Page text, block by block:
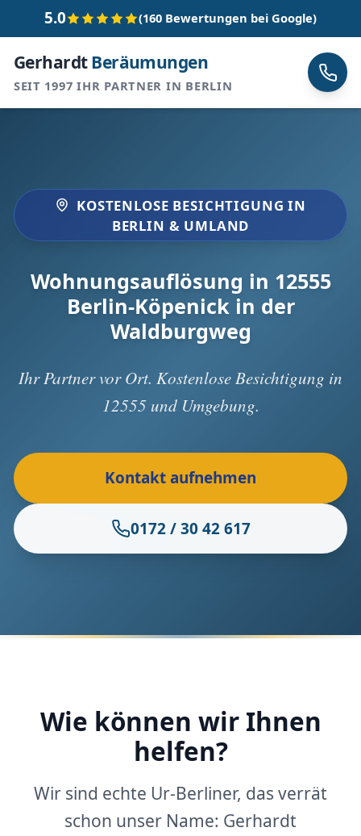
5.0 (160 Bewertungen bei Google)
GerhardtBeräumungen
SEIT 1997 IHR PARTNER IN BERLIN
KOSTENLOSE BESICHTIGUNG IN
BERLIN & UMLAND
Wohnungsauflösung in 12555
Berlin-Köpenick in der
Waldburgweg
Ihr Partner vor Ort. Kostenlose Besichtigung in
12555 und Umgebung.
Kontakt aufnehmen
0172 / 30 42 617
Wie können wir Ihnen
helfen?
Wir sind echte Ur-Berliner, das verrät
schon unser Name: Gerhardt